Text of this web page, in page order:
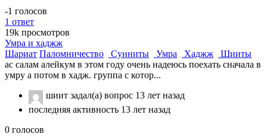
-1 голосов
1 ответ
19k просмотров
Умра и хаджж
Шариат Паломничество Сунниты Умра Хаджж
Шииты
ас салам алейкум в этом году очень надеюсь поехать сначала в
умру а потом в хадж. группа с котор...
шиит задал(а) вопрос 13 лет назад
последняя активность 13 лет назад
0 голосов